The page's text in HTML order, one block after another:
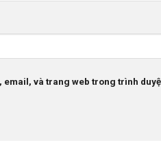
email, và trang web trong trình